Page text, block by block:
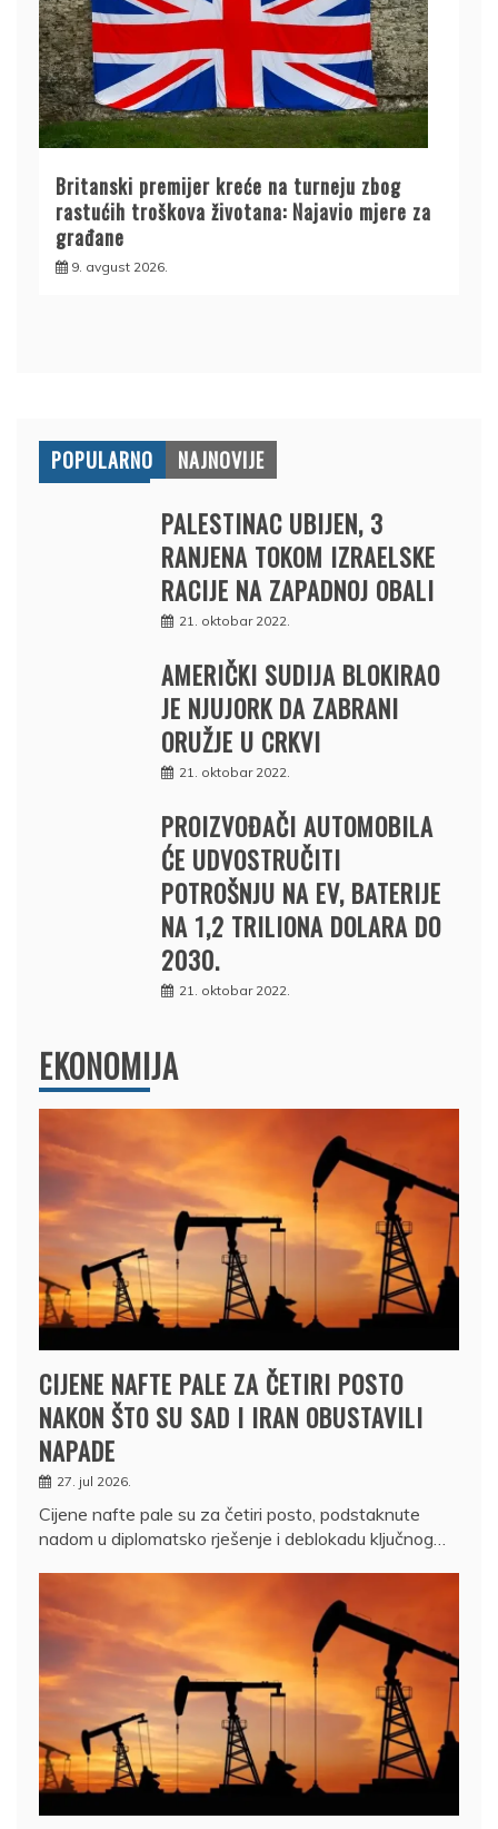
Britanski premijer kreće na turneju zbog
rastućih troškova životana: Najavio mjere za
građane
9. avgust 2026.
POPULARNO NAJNOVIJE
PALESTINAC UBIJEN, 3
RANJENA TOKOM IZRAELSKE
RACIJE NA ZAPADNOJ OBALI
21. oktobar 2022.
AMERIČKI SUDIJA BLOKIRAO
JE NJUJORK DA ZABRANI
ORUŽJE U CRKVI
21. oktobar 2022.
PROIZVOĐAČI AUTOMOBILA
ĆE UDVOSTRUČITI
POTROŠNJU NA EV, BATERIJE
NA 1,2 TRILIONA DOLARA DO
2030.
21. oktobar 2022.
EKONOMIJA
CIJENE NAFTE PALE ZA ČETIRI POSTO
NAKON ŠTO SU SAD I IRAN OBUSTAVILI
NAPADE
27. jul 2026.
Cijene nafte pale su za četiri posto, podstaknute
nadom u diplomatsko rješenje i deblokadu ključnog…